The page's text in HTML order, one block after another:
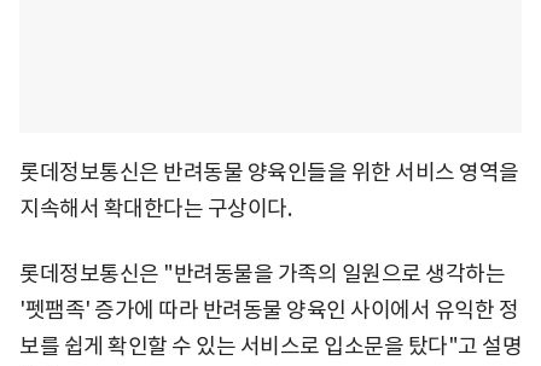
롯데정보통신은 반려동물 양육인들을 위한 서비스 영역을
지속해서 확대한다는 구상이다.
롯데정보통신은 "반려동물을 가족의 일원으로 생각하는
'펫팸족' 증가에 따라 반려동물 양육인 사이에서 유익한 정
보를 쉽게 확인할 수 있는 서비스로 입소문을 탔다"고 설명